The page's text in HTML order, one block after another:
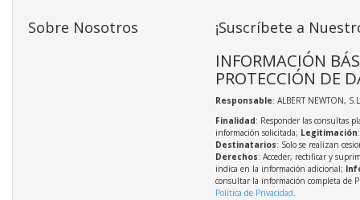
Sobre Nosotros ¡Suscríbete a
INFORMACIÓN
PROTECCIÓN DE
Responsable: ALBERT NEWTON,
Finalidad: Responder las consultas
información solicitada; Legitimación
Destinatarios: Solo se realizan
Derechos: Acceder, rectificar y
indica en la información adicional;
consultar la información completa de
Política de Privacidad.